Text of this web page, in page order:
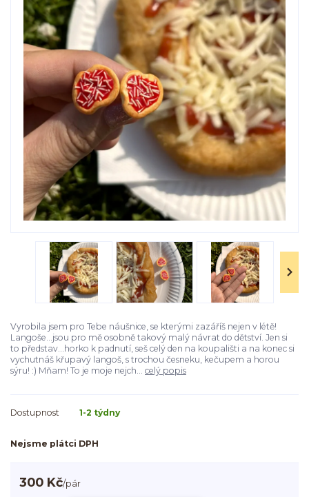
Vyrobila jsem pro Tebe náušnice, se kterými zazáříš nejen v létě!
Langoše...jsou pro mě osobně takový malý návrat do dětství. Jen si
to představ...horko k padnutí, seš celý den na koupališti a na konec si
vychutnáš křupavý langoš, s trochou česneku, kečupem a horou
sýru! :) Mňam! To je moje nejch... celý popis
Dostupnost 1-2 týdny
Nejsme plátci DPH
300 Kč/pár